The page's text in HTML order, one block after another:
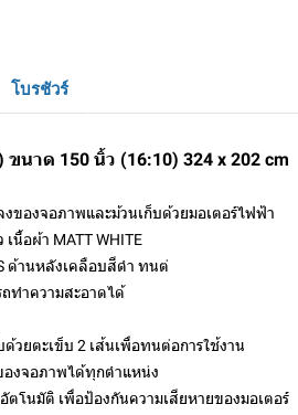
โบรชัวร์
นาด 150 นิ้ว (16:10) 324 x 202 cm
องจอภาพและม้วนเก็บด้วยมอเตอร์ไฟฟ้า
นื้อผ้า MATT WHITE
ด้านหลังเคลือบสีดำ ทนต่
ทำความสะอาดได้
วยตะเข็บ 2 เส้นเพื่อทนต่อการใช้งาน
งจอภาพได้ทุกตำแหน่ง
ตโนมัติ เพื่อป้องกันความเสียหายของมอเตอร์